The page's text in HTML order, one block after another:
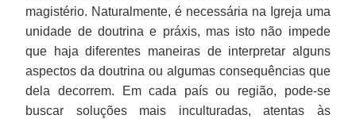
magistério. Naturalmente, é necessária na Igreja uma
unidade de doutrina e práxis, mas isto não impede
que haja diferentes maneiras de interpretar alguns
aspectos da doutrina ou algumas consequências que
dela decorrem. Em cada país ou região, pode-se
buscar soluções mais inculturadas, atentas às